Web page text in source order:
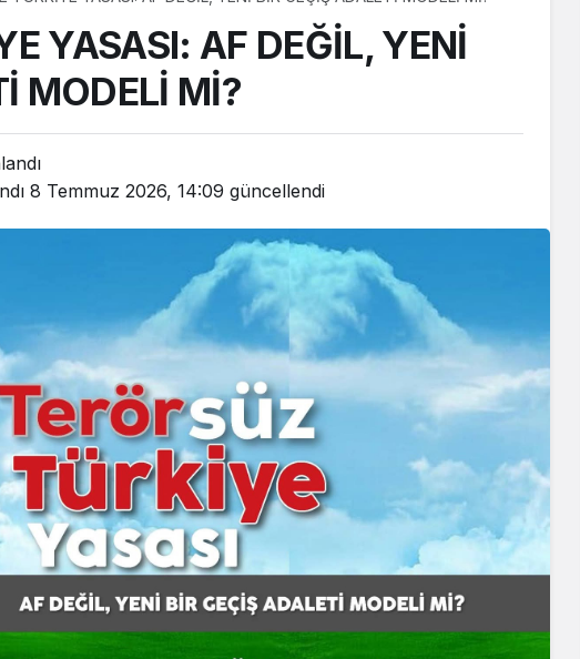
YASASI: AF DEĞİL, YENİ
MODELİ Mİ?
8 Temmuz 2026, 14:09 güncellendi